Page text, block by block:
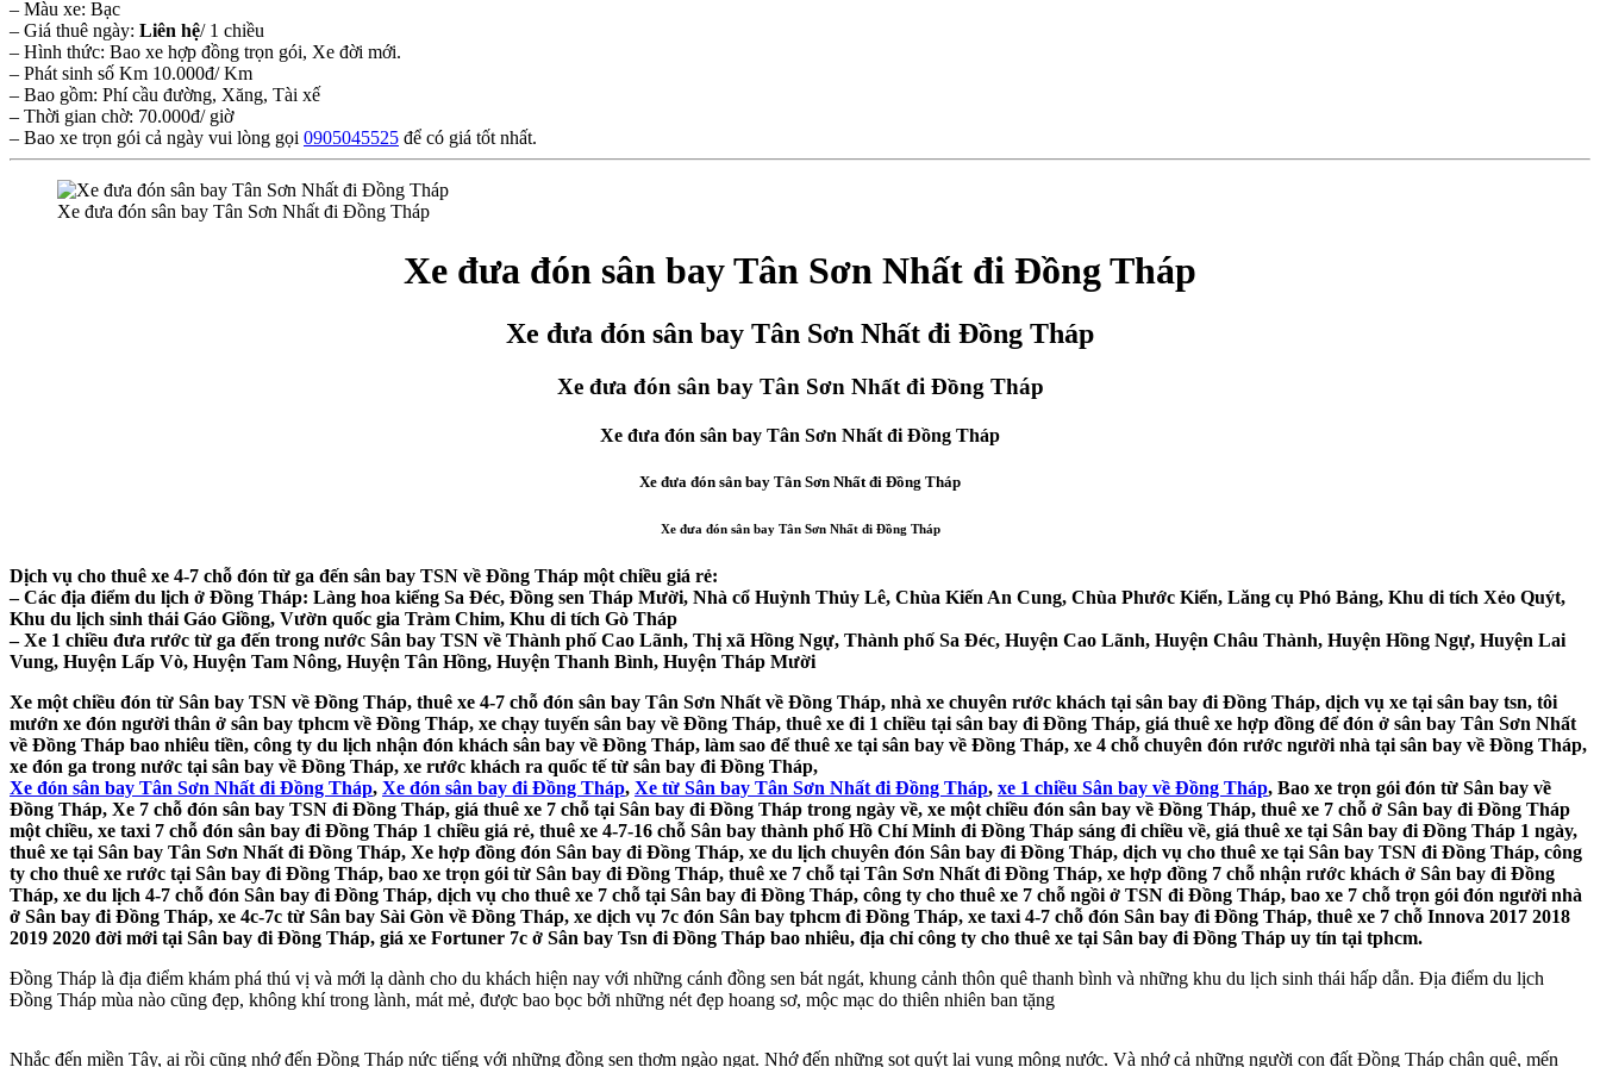
– Màu xe: Bạc
– Giá thuê ngày: Liên hệ/ 1 chiều
– Hình thức: Bao xe hợp đồng trọn gói, Xe đời mới.
– Phát sinh số Km 10.000đ/ Km
– Bao gồm: Phí cầu đường, Xăng, Tài xế
– Thời gian chờ: 70.000đ/ giờ
– Bao xe trọn gói cả ngày vui lòng gọi 0905045525 để có giá tốt nhất.
Xe đưa đón sân bay Tân Sơn Nhất đi Đồng Tháp
Xe đưa đón sân bay Tân Sơn Nhất đi Đồng Tháp
Xe đưa đón sân bay Tân Sơn Nhất đi Đồng Tháp
Xe đưa đón sân bay Tân Sơn Nhất đi Đồng Tháp
Xe đưa đón sân bay Tân Sơn Nhất đi Đồng Tháp
Xe đưa đón sân bay Tân Sơn Nhất đi Đồng Tháp
Xe đưa đón sân bay Tân Sơn Nhất đi Đồng Tháp
Dịch vụ cho thuê xe 4-7 chỗ đón từ ga đến sân bay TSN về Đồng Tháp một chiều giá rẻ:
– Các địa điểm du lịch ở Đồng Tháp: Làng hoa kiểng Sa Đéc, Đồng sen Tháp Mười, Nhà cổ Huỳnh Thủy Lê, Chùa Kiến An Cung, Chùa Phước Kiển, Lăng cụ Phó Bảng, Khu di tích Xẻo Quýt,
Khu du lịch sinh thái Gáo Giồng, Vườn quốc gia Tràm Chim, Khu di tích Gò Tháp
– Xe 1 chiều đưa rước từ ga đến trong nước Sân bay TSN về Thành phố Cao Lãnh, Thị xã Hồng Ngự, Thành phố Sa Đéc, Huyện Cao Lãnh, Huyện Châu Thành, Huyện Hồng Ngự, Huyện Lai
Vung, Huyện Lấp Vò, Huyện Tam Nông, Huyện Tân Hồng, Huyện Thanh Bình, Huyện Tháp Mười
Xe một chiều đón từ Sân bay TSN về Đồng Tháp, thuê xe 4-7 chỗ đón sân bay Tân Sơn Nhất về Đồng Tháp, nhà xe chuyên rước khách tại sân bay đi Đồng Tháp, dịch vụ xe tại sân bay tsn, tôi
mướn xe đón người thân ở sân bay tphcm về Đồng Tháp, xe chạy tuyến sân bay về Đồng Tháp, thuê xe đi 1 chiều tại sân bay đi Đồng Tháp, giá thuê xe hợp đồng để đón ở sân bay Tân Sơn Nhất
về Đồng Tháp bao nhiêu tiền, công ty du lịch nhận đón khách sân bay về Đồng Tháp, làm sao để thuê xe tại sân bay về Đồng Tháp, xe 4 chỗ chuyên đón rước người nhà tại sân bay về Đồng Tháp,
xe đón ga trong nước tại sân bay về Đồng Tháp, xe rước khách ra quốc tế từ sân bay đi Đồng Tháp,
Xe đón sân bay Tân Sơn Nhất đi Đồng Tháp, Xe đón sân bay đi Đồng Tháp, Xe từ Sân bay Tân Sơn Nhất đi Đồng Tháp, xe 1 chiều Sân bay về Đồng Tháp, Bao xe trọn gói đón từ Sân bay về
Đồng Tháp, Xe 7 chỗ đón sân bay TSN đi Đồng Tháp, giá thuê xe 7 chỗ tại Sân bay đi Đồng Tháp trong ngày về, xe một chiều đón sân bay về Đồng Tháp, thuê xe 7 chỗ ở Sân bay đi Đồng Tháp
một chiều, xe taxi 7 chỗ đón sân bay đi Đồng Tháp 1 chiều giá rẻ, thuê xe 4-7-16 chỗ Sân bay thành phố Hồ Chí Minh đi Đồng Tháp sáng đi chiều về, giá thuê xe tại Sân bay đi Đồng Tháp 1 ngày,
thuê xe tại Sân bay Tân Sơn Nhất đi Đồng Tháp, Xe hợp đồng đón Sân bay đi Đồng Tháp, xe du lịch chuyên đón Sân bay đi Đồng Tháp, dịch vụ cho thuê xe tại Sân bay TSN đi Đồng Tháp, công
ty cho thuê xe rước tại Sân bay đi Đồng Tháp, bao xe trọn gói từ Sân bay đi Đồng Tháp, thuê xe 7 chỗ tại Tân Sơn Nhất đi Đồng Tháp, xe hợp đồng 7 chỗ nhận rước khách ở Sân bay đi Đồng
Tháp, xe du lịch 4-7 chỗ đón Sân bay đi Đồng Tháp, dịch vụ cho thuê xe 7 chỗ tại Sân bay đi Đồng Tháp, công ty cho thuê xe 7 chỗ ngồi ở TSN đi Đồng Tháp, bao xe 7 chỗ trọn gói đón người nhà
ở Sân bay đi Đồng Tháp, xe 4c-7c từ Sân bay Sài Gòn về Đồng Tháp, xe dịch vụ 7c đón Sân bay tphcm đi Đồng Tháp, xe taxi 4-7 chỗ đón Sân bay đi Đồng Tháp, thuê xe 7 chỗ Innova 2017 2018
2019 2020 đời mới tại Sân bay đi Đồng Tháp, giá xe Fortuner 7c ở Sân bay Tsn đi Đồng Tháp bao nhiêu, địa chỉ công ty cho thuê xe tại Sân bay đi Đồng Tháp uy tín tại tphcm.
Đồng Tháp là địa điểm khám phá thú vị và mới lạ dành cho du khách hiện nay với những cánh đồng sen bát ngát, khung cảnh thôn quê thanh bình và những khu du lịch sinh thái hấp dẫn. Địa điểm du lịch
Đồng Tháp mùa nào cũng đẹp, không khí trong lành, mát mẻ, được bao bọc bởi những nét đẹp hoang sơ, mộc mạc do thiên nhiên ban tặng
Nhắc đến miền Tây, ai rồi cũng nhớ đến Đồng Tháp nức tiếng với những đồng sen thơm ngào ngạt. Nhớ đến những sọt quýt lai vung mộng nước. Và nhớ cả những người con đất Đồng Tháp chân quê, mến